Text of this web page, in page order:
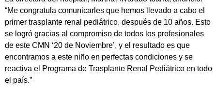
“Me congratula comunicarles que hemos llevado a cabo el
primer trasplante renal pediátrico, después de 10 años. Esto
se logró gracias al compromiso de todos los profesionales
de este CMN ‘20 de Noviembre’, y el resultado es que
encontramos a este niño en perfectas condiciones y se
reactiva el Programa de Trasplante Renal Pediátrico en todo
el país.”